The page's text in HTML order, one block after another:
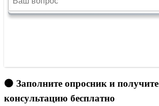
🟠 Заполните опросник и получите
консультацию бесплатно